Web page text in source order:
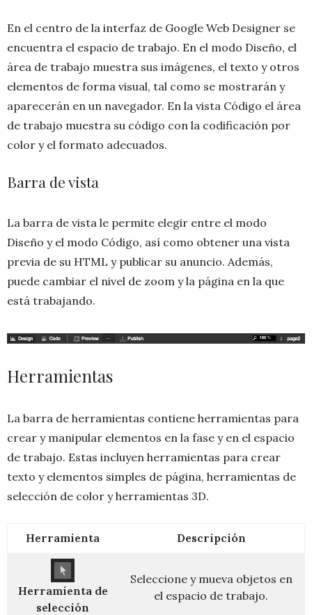
En el centro de la interfaz de Google Web Designer se
encuentra el espacio de trabajo. En el modo Diseño, el
área de trabajo muestra sus imágenes, el texto y otros
elementos de forma visual, tal como se mostrarán y
aparecerán en un navegador. En la vista Código el área
de trabajo muestra su código con la codificación por
color y el formato adecuados.
Barra de vista
La barra de vista le permite elegir entre el modo
Diseño y el modo Código, así como obtener una vista
previa de su HTML y publicar su anuncio. Además,
puede cambiar el nivel de zoom y la página en la que
está trabajando.
Herramientas
La barra de herramientas contiene herramientas para
crear y manipular elementos en la fase y en el espacio
de trabajo. Estas incluyen herramientas para crear
texto y elementos simples de página, herramientas de
selección de color y herramientas 3D.
Herramienta Descripción
Herramienta de
selección
Seleccione y mueva objetos en
el espacio de trabajo.